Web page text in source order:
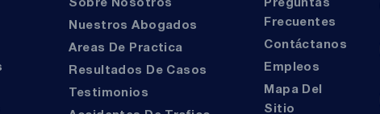
Sobre Nosotros
Nuestros Abogados
Areas De Practica
Resultados De Casos
Testimonios
Preguntas
Frecuentes
Contáctanos
Empleos
Mapa Del
Sitio